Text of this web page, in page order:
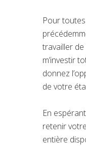
Pour
travailler
m’investir
donnez
de votre
En
retenir
entière